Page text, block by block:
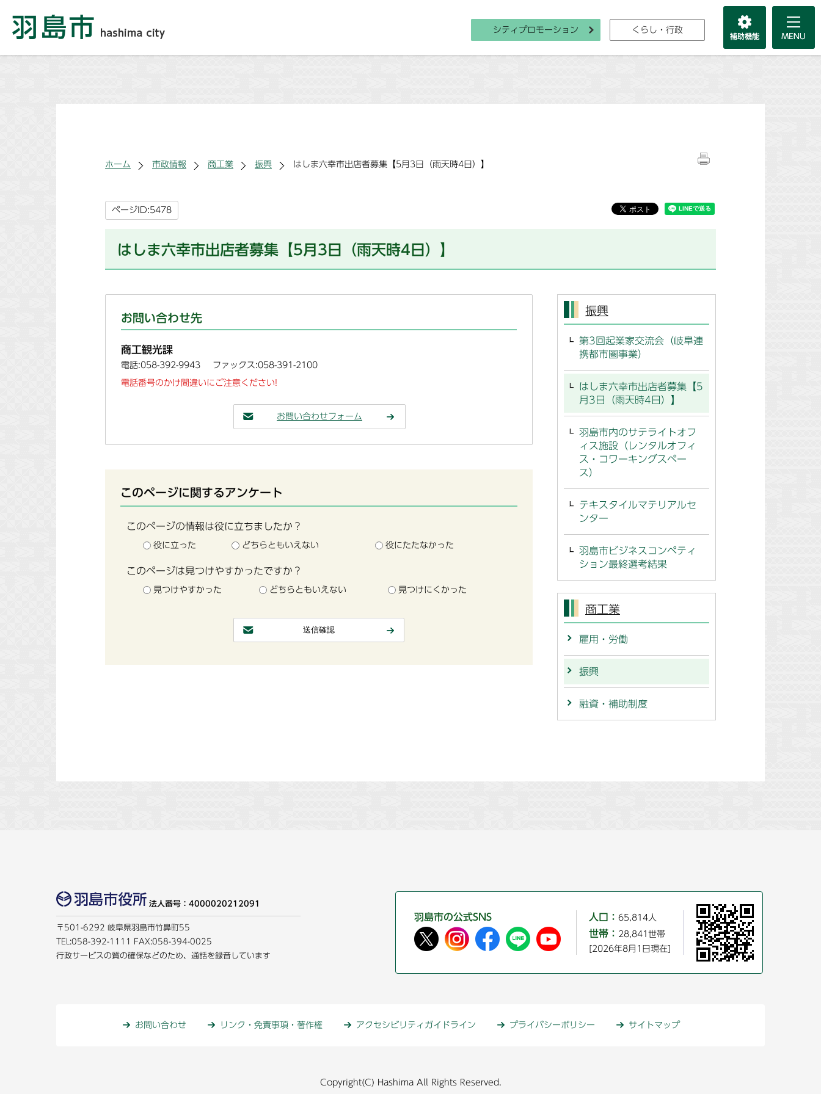
シティプロモーション くらし・行政
ホーム 市政情報 商工業 振興 はしま六幸市出店者募集【5月3日（雨天時4日）】
ページID:5478
はしま六幸市出店者募集【5月3日（雨天時4日）】
お問い合わせ先
商工観光課
電話:058-392-9943 ファックス:058-391-2100
電話番号のかけ間違いにご注意ください!
お問い合わせフォーム
このページに関するアンケート
このページの情報は役に立ちましたか？
役に立った どちらともいえない 役にたたなかった
このページは見つけやすかったですか？
見つけやすかった どちらともいえない 見つけにくかった
振興
第3回起業家交流会（岐阜連
携都市圏事業）
はしま六幸市出店者募集【5
月3日（雨天時4日）】
羽島市内のサテライトオフ
ィス施設（レンタルオフィ
ス・コワーキングスペー
ス）
テキスタイルマテリアルセ
ンター
羽島市ビジネスコンペティ
ション最終選考結果
商工業
雇用・労働
振興
融資・補助制度
法人番号：4000020212091
〒501-6292 岐阜県羽島市竹鼻町55
TEL:058-392-1111
FAX:058-394-0025
行政サービスの質の確保などのため、通話を録音しています
羽島市の公式SNS 人口： 65,814人
世帯： 28,841世帯
[2026年8月1日現在]
お問い合わせ リンク・免責事項・著作権 アクセシビリティガイドライン プライバシーポリシー サイトマップ
Copyright(C) Hashima All Rights Reserved.